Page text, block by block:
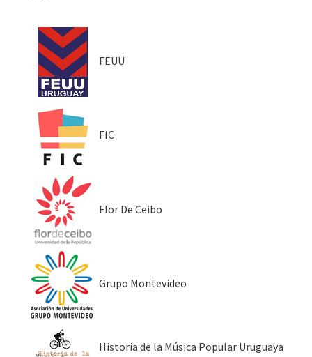
FEUU
FIC
Flor De Ceibo
Grupo Montevideo
Historia de la Música Popular Uruguaya